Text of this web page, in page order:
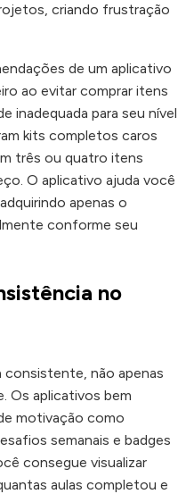
criando frustração
de um aplicativo
ao evitar comprar itens
inadequada para seu nível
kits completos caros
três ou quatro itens
O aplicativo ajuda você
apenas o
conforme seu
no
não apenas
Os aplicativos bem
motivação como
semanais e badges
consegue visualizar
aulas completou e